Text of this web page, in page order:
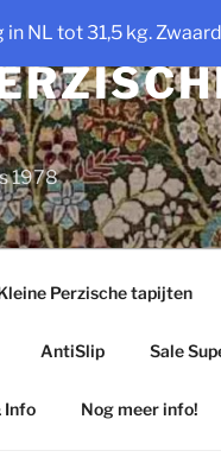
NL tot 31,5 kg.
1978
Perzische tapijten
AntiSlip Sale
Info Nog meer info!